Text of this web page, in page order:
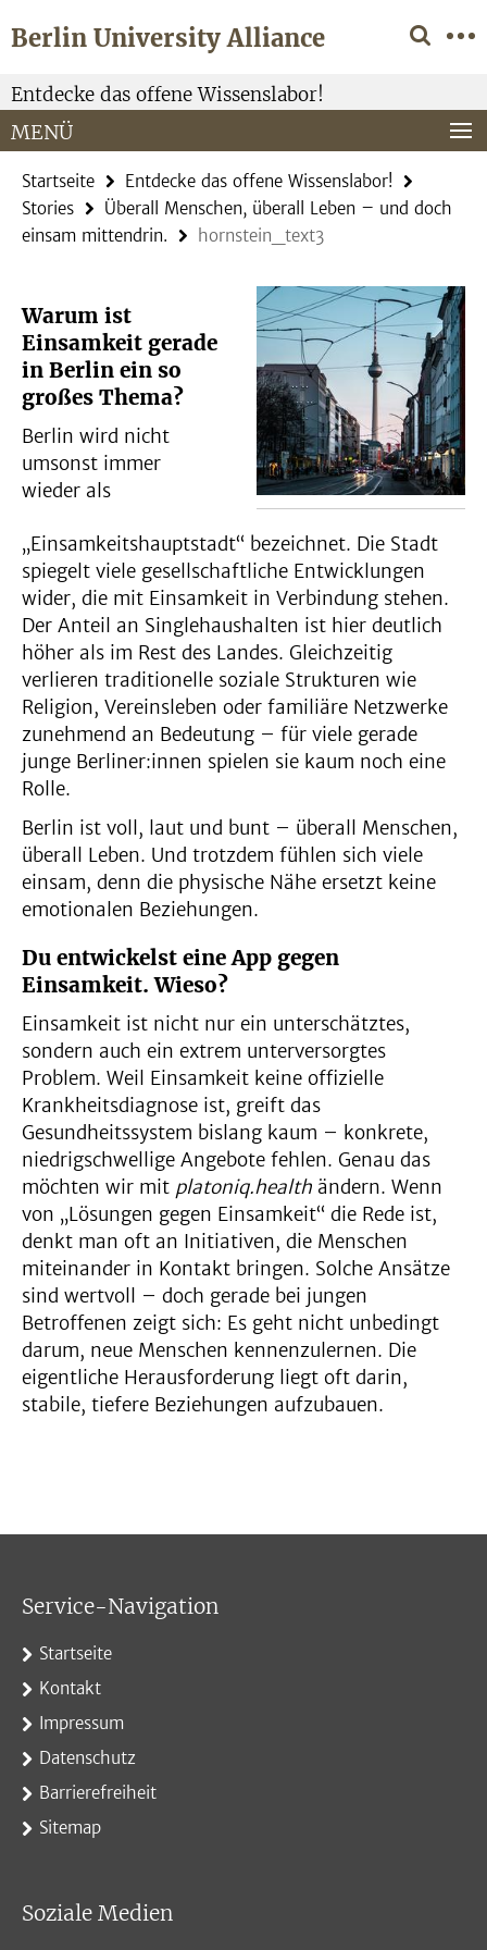
direkt
Inhalt
Berlin University Alliance
Service-
Navigation
Entdecke das offene Wissenslabor!
MENÜ
Startseite
Entdecke das offene Wissenslabor!
Stories
Überall Menschen, überall Leben – und doch
einsam mittendrin.
hornstein_text3
Warum ist
Einsamkeit gerade
in Berlin ein so
großes Thema?
Berlin wird nicht
umsonst immer
wieder als
„Einsamkeitshauptstadt“ bezeichnet. Die Stadt
spiegelt viele gesellschaftliche Entwicklungen
wider, die mit Einsamkeit in Verbindung stehen.
Der Anteil an Singlehaushalten ist hier deutlich
höher als im Rest des Landes. Gleichzeitig
verlieren traditionelle soziale Strukturen wie
Religion, Vereinsleben oder familiäre Netzwerke
zunehmend an Bedeutung – für viele gerade
junge Berliner:innen spielen sie kaum noch eine
Rolle.
Berlin ist voll, laut und bunt – überall Menschen,
überall Leben. Und trotzdem fühlen sich viele
einsam, denn die physische Nähe ersetzt keine
emotionalen Beziehungen.
Du entwickelst eine App gegen
Einsamkeit. Wieso?
Einsamkeit ist nicht nur ein unterschätztes,
sondern auch ein extrem unterversorgtes
Problem. Weil Einsamkeit keine offizielle
Krankheitsdiagnose ist, greift das
Gesundheitssystem bislang kaum – konkrete,
niedrigschwellige Angebote fehlen. Genau das
möchten wir mit platoniq.health ändern. Wenn
von „Lösungen gegen Einsamkeit“ die Rede ist,
denkt man oft an Initiativen, die Menschen
miteinander in Kontakt bringen. Solche Ansätze
sind wertvoll – doch gerade bei jungen
Betroffenen zeigt sich: Es geht nicht unbedingt
darum, neue Menschen kennenzulernen. Die
eigentliche Herausforderung liegt oft darin,
stabile, tiefere Beziehungen aufzubauen.
Service-Navigation
Startseite
Kontakt
Impressum
Datenschutz
Barrierefreiheit
Sitemap
Soziale Medien